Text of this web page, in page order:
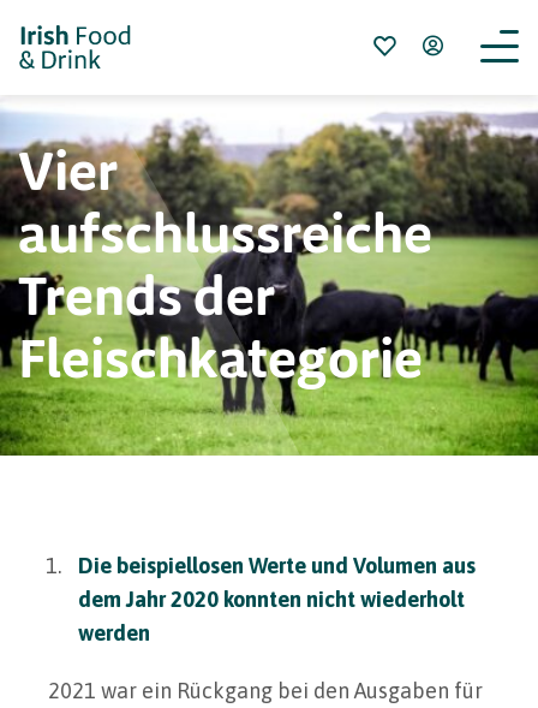
Vier
aufschlussreiche
Trends der
Fleischkategorie
Die beispiellosen Werte und Volumen aus
dem Jahr 2020 konnten nicht wiederholt
werden
2021 war ein Rückgang bei den Ausgaben für